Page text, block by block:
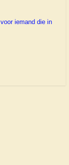
iemand die in